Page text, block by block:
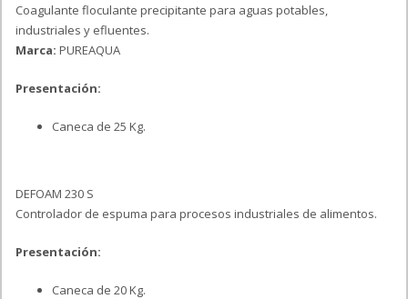
Coagulante floculante precipitante para aguas potables,
industriales y efluentes.
Marca: PUREAQUA
Presentación:
Caneca de 25 Kg.
DEFOAM 230 S
Controlador de espuma para procesos industriales de alimentos.
Presentación:
Caneca de 20 Kg.